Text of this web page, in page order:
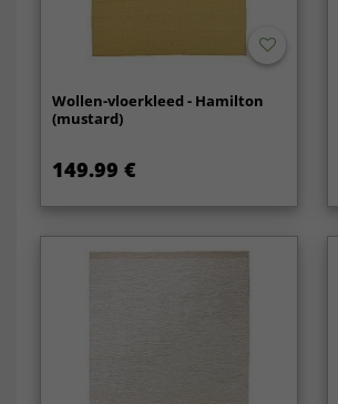
Wollen-vloerkleed - Hamilton
(mustard)
149.99 €